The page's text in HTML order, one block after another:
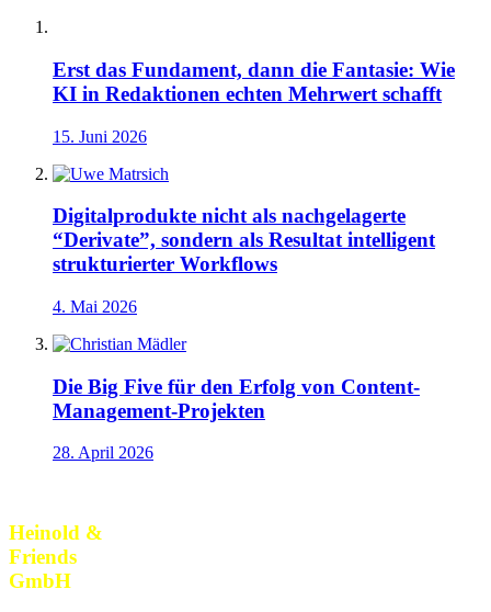
Erst das Fundament, dann die Fantasie: Wie
KI in Redaktionen echten Mehrwert schafft
15. Juni 2026
Digitalprodukte nicht als nachgelagerte
“Derivate”, sondern als Resultat intelligent
strukturierter Workflows
4. Mai 2026
Die Big Five für den Erfolg von Content-
Management-Projekten
28. April 2026
Heinold &
Friends
GmbH